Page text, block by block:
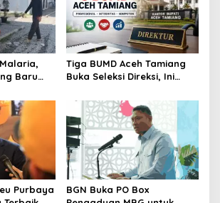
Baru
Tiga BUMD Aceh Tamiang
Buka Seleksi Direksi, Ini
Pendaftarannya
Purbaya
BGN Buka PO Box